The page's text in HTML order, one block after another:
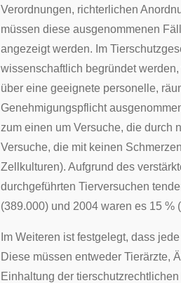
Verordnungen, richterlichen
müssen diese ausgenommenen
angezeigt werden. Im
wissenschaftlich begründet
über eine geeignete personelle,
Genehmigungspflicht
zum einen um Versuche, die durch
Versuche, die mit keinen
Zellkulturen). Aufgrund des
durchgeführten Tierversuchen
(389.000) und 2004 waren es 15 %
Im Weiteren ist festgelegt, dass
Diese müssen entweder Tierärzte,
Einhaltung der